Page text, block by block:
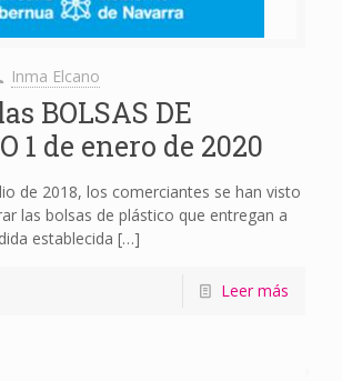
Inma Elcano
BOLSAS DE
1 de enero de 2020
de 2018, los comerciantes se han visto
las bolsas de plástico que entregan a
establecida […]
Leer más